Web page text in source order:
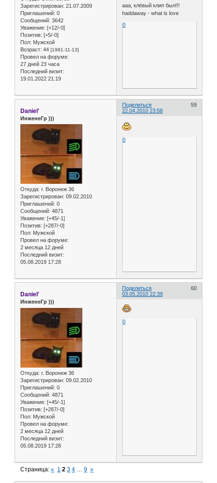
Зарегистрирован: 21.07.2009
Приглашений: 0
Сообщений: 3642
Уважение: [+12/-0]
Позитив: [+5/-0]
Пол: Мужской
Возраст: 44 [1981-11-13]
Провел на форуме:
27 дней 23 часа
Последний визит:
19.01.2022 21:19
ааа, клёвый клип был!!!
haddaway - what is love
0
Поделиться
59
22.04.2010 23:58
Daniel'
ИнженеГр )))
Откуда: г. Воронеж 36
Зарегистрирован: 09.02.2010
Приглашений: 0
Сообщений: 4871
Уважение: [+45/-1]
Позитив: [+287/-0]
Пол: Мужской
Провел на форуме:
2 месяца 12 дней
Последний визит:
05.08.2019 17:28
0
Поделиться
60
03.05.2010 22:39
Daniel'
ИнженеГр )))
Откуда: г. Воронеж 36
Зарегистрирован: 09.02.2010
Приглашений: 0
Сообщений: 4871
Уважение: [+45/-1]
Позитив: [+287/-0]
Пол: Мужской
Провел на форуме:
2 месяца 12 дней
Последний визит:
05.08.2019 17:28
0
Страница:« 1 2 3 4 9 »